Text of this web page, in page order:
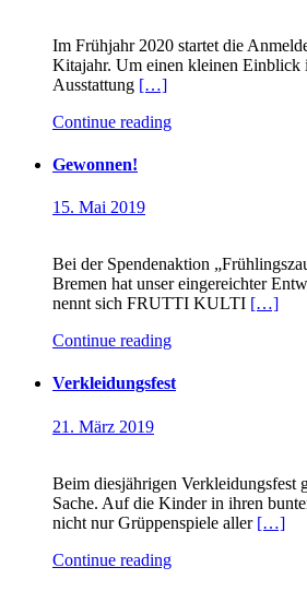
Im Frühjahr 2020 startet die
Kitajahr. Um einen kleinen Einblick
Ausstattung […]
Continue reading
Gewonnen!
15. Mai 2019
Bei der Spendenaktion
Bremen hat unser eingereichter
nennt sich FRUTTI KULTI […]
Continue reading
Verkleidungsfest
21. März 2019
Beim diesjährigen Verkleidungsfest
Sache. Auf die Kinder in ihren
nicht nur Grüppenspiele aller […]
Continue reading